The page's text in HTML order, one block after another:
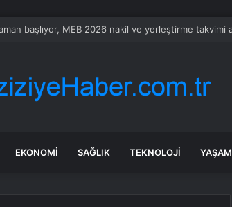
192 Milyon TL Destek
EKONOMI SAĞLIK TEKNOLOJI YAŞAM